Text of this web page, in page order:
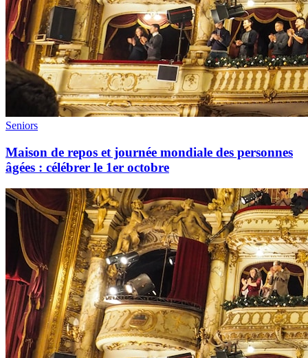
Seniors
Maison de repos et journée mondiale des personnes
âgées : célébrer le 1er octobre